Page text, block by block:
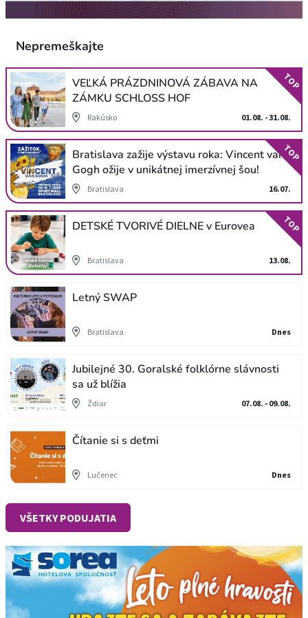
Nepremeškajte
VEĽKÁ PRÁZDNINOVÁ ZÁBAVA NA
ZÁMKU SCHLOSS HOF
Rakúsko 01.08. - 31.08.
TOP
Bratislava zažije výstavu roka: Vincent van
Gogh ožije v unikátnej imerzívnej šou!
Bratislava 16.07.
TOP
DETSKÉ TVORIVÉ DIELNE v Eurovea
Bratislava 13.08.
TOP
Letný SWAP
Bratislava Dnes
Jubilejné 30. Goralské folklórne slávnosti
sa už blížia
Ždiar 07.08. - 09.08.
Čítanie si s deťmi
Lučenec Dnes
VŠETKY PODUJATIA